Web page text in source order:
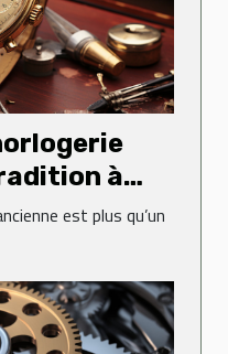
à
est plus qu’un